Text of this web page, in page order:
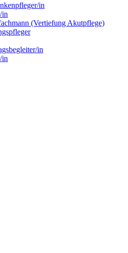
in
in
(Vertiefung Akutpflege)
in
in